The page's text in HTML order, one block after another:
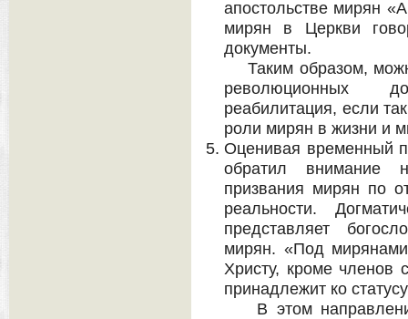
апостольстве мирян
мирян в Церкви
документы.
Таким образом,
революционных
реабилитация, если
роли мирян в жизни и
Оценивая временный
обратил внимание
призвания мирян по
реальности.
представляет
мирян. «Под
Христу, кроме членов
принадлежит ко
В этом